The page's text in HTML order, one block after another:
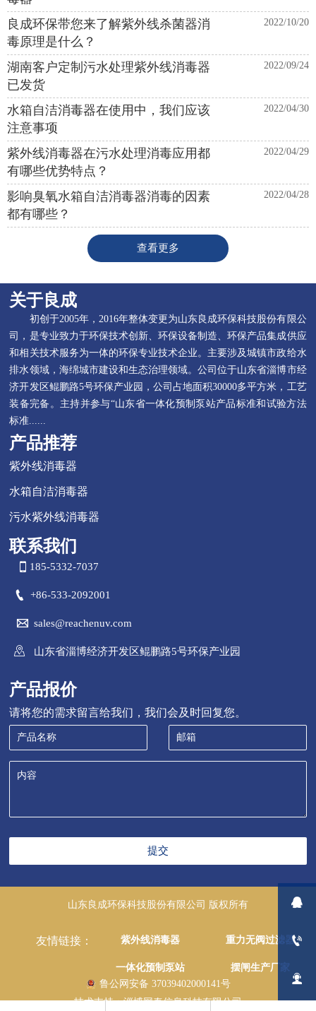
良成环保带您来了解紫外线杀菌器消
毒原理是什么？
2022/10/20
湖南客户定制污水处理紫外线消毒器
已发货
2022/09/24
水箱自洁消毒器在使用中，我们应该
注意事项
2022/04/30
紫外线消毒器在污水处理消毒应用都
有哪些优势特点？
2022/04/29
影响臭氧水箱自洁消毒器消毒的因素
都有哪些？
2022/04/28
查看更多
关于良成
初创于2005年，2016年整体变更为山东良成环保科技股份有限公
司，是专业致力于环保技术创新、环保设备制造、环保产品集成供应
和相关技术服务为一体的环保专业技术企业。主要涉及城镇市政给水
排水领域，海绵城市建设和生态治理领域。公司位于山东省淄博市经
济开发区鲲鹏路5号环保产业园，公司占地面积30000多平方米，工艺
装备完备。主持并参与“山东省一体化预制泵站产品标准和试验方法
标准......
产品推荐
紫外线消毒器
水箱自洁消毒器
污水紫外线消毒器
联系我们
 185-5332-7037
 +86-533-2092001
 sales@reachenuv.com
 山东省淄博经济开发区鲲鹏路5号环保产业园
产品报价
请将您的需求留言给我们，我们会及时回复您。
提交
山东良成环保科技股份有限公司 版权所有
友情链接： 紫外线消毒器 重力无阀过滤器
一体化预制泵站
摆闸生产厂家
鲁公网安备 37039402000141号
技术支持：淄博网泰信息科技有限公司


